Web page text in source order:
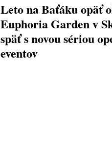
Leto na Baťáku opäť
Euphoria Garden v
späť s novou sériou
eventov